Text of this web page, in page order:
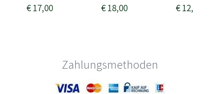
€17,00 €18,00 €12,00
Zahlungsmethoden